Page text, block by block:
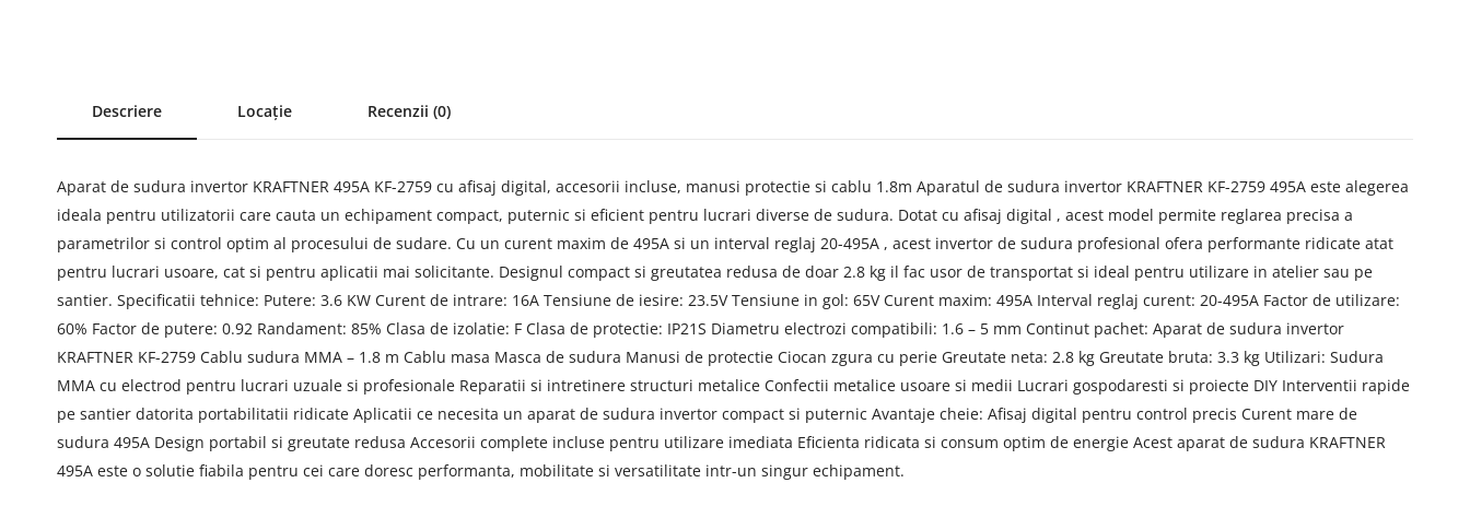
Descriere Locație Recenzii (0)
Aparat de sudura invertor KRAFTNER 495A KF-2759 cu afisaj digital, accesorii incluse, manusi protectie si cablu 1.8m Aparatul de sudura invertor KRAFTNER KF-2759 495A este alegerea
ideala pentru utilizatorii care cauta un echipament compact, puternic si eficient pentru lucrari diverse de sudura. Dotat cu afisaj digital , acest model permite reglarea precisa a
parametrilor si control optim al procesului de sudare. Cu un curent maxim de 495A si un interval reglaj 20-495A , acest invertor de sudura profesional ofera performante ridicate atat
pentru lucrari usoare, cat si pentru aplicatii mai solicitante. Designul compact si greutatea redusa de doar 2.8 kg il fac usor de transportat si ideal pentru utilizare in atelier sau pe
santier. Specificatii tehnice: Putere: 3.6 KW Curent de intrare: 16A Tensiune de iesire: 23.5V Tensiune in gol: 65V Curent maxim: 495A Interval reglaj curent: 20-495A Factor de utilizare:
60% Factor de putere: 0.92 Randament: 85% Clasa de izolatie: F Clasa de protectie: IP21S Diametru electrozi compatibili: 1.6 – 5 mm Continut pachet: Aparat de sudura invertor
KRAFTNER KF-2759 Cablu sudura MMA – 1.8 m Cablu masa Masca de sudura Manusi de protectie Ciocan zgura cu perie Greutate neta: 2.8 kg Greutate bruta: 3.3 kg Utilizari: Sudura
MMA cu electrod pentru lucrari uzuale si profesionale Reparatii si intretinere structuri metalice Confectii metalice usoare si medii Lucrari gospodaresti si proiecte DIY Interventii rapide
pe santier datorita portabilitatii ridicate Aplicatii ce necesita un aparat de sudura invertor compact si puternic Avantaje cheie: Afisaj digital pentru control precis Curent mare de
sudura 495A Design portabil si greutate redusa Accesorii complete incluse pentru utilizare imediata Eficienta ridicata si consum optim de energie Acest aparat de sudura KRAFTNER
495A este o solutie fiabila pentru cei care doresc performanta, mobilitate si versatilitate intr-un singur echipament.